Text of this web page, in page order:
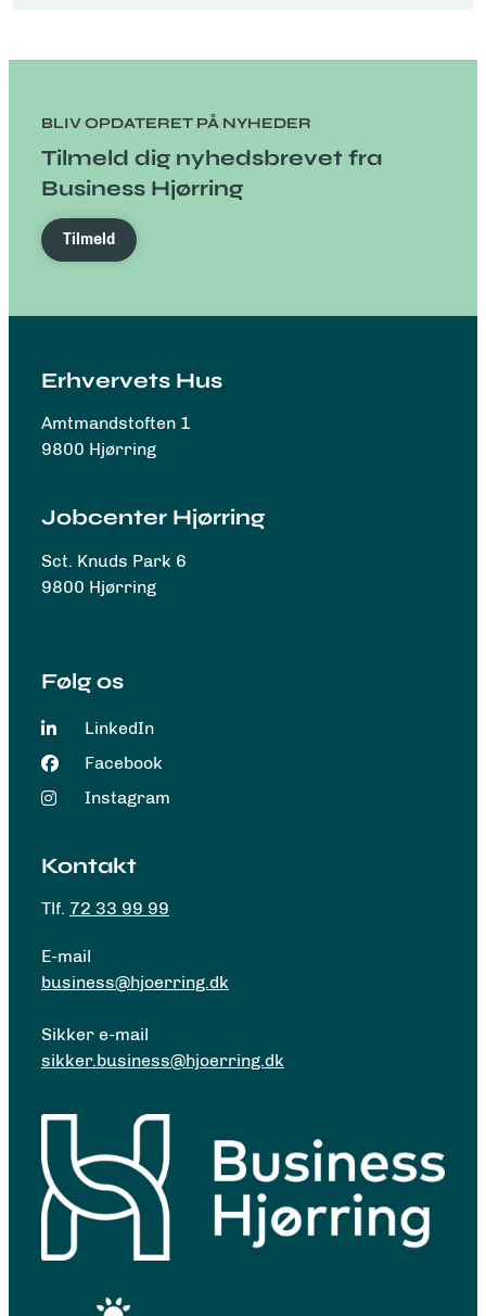
BLIV OPDATERET PÅ NYHEDER
Tilmeld dig nyhedsbrevet fra
Business Hjørring
Tilmeld
Erhvervets Hus
Amtmandstoften 1
9800 Hjørring
Jobcenter Hjørring
Sct. Knuds Park 6
9800 Hjørring
Følg os
LinkedIn
Facebook
Instagram
Kontakt
Tlf. 72 33 99 99
E-mail
business@hjoerring.dk
Sikker e-mail
sikker.business@hjoerring.dk